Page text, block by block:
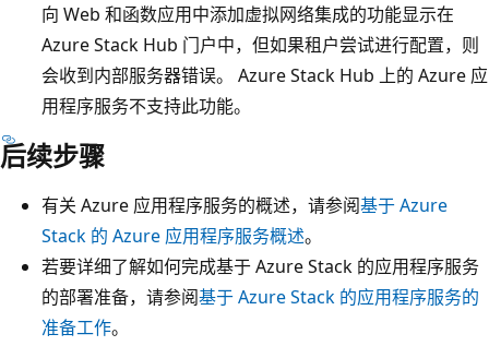
向 Web 和函数应用中添加虚拟网络集成的功能显示在
Azure Stack Hub 门户中，但如果租户尝试进行配置，则
会收到内部服务器错误。 Azure Stack Hub 上的 Azure 应
用程序服务不支持此功能。
后续步骤
有关 Azure 应用程序服务的概述，请参阅基于 Azure
Stack 的 Azure 应用程序服务概述。
若要详细了解如何完成基于 Azure Stack 的应用程序服务
的部署准备，请参阅基于 Azure Stack 的应用程序服务的
准备工作。